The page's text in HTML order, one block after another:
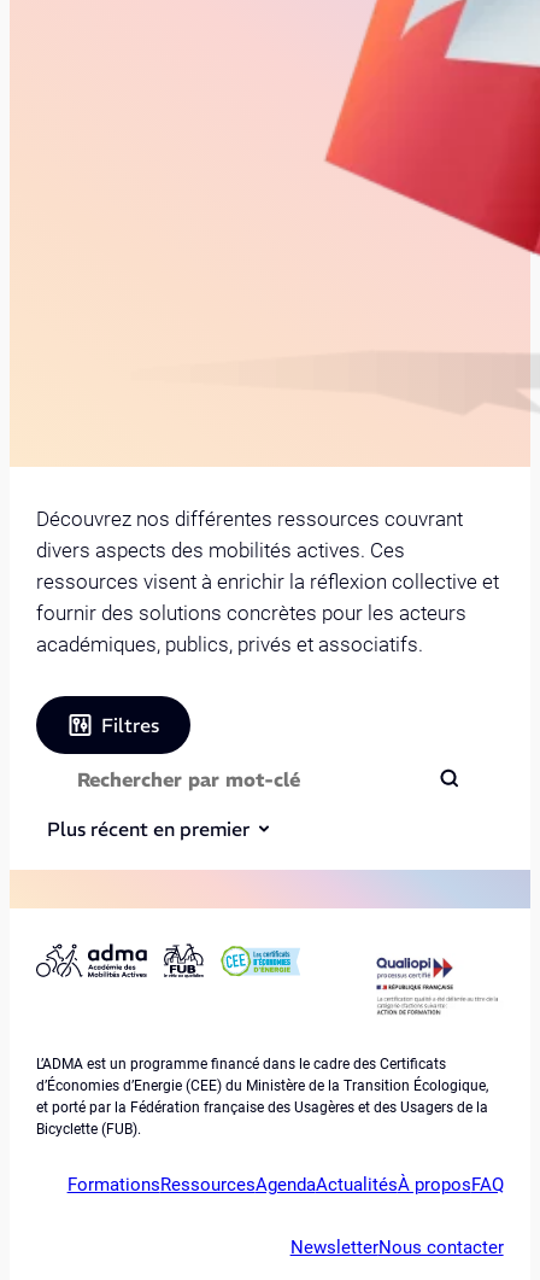
Découvrez nos différentes ressources couvrant
divers aspects des mobilités actives. Ces
ressources visent à enrichir la réflexion collective et
fournir des solutions concrètes pour les acteurs
académiques, publics, privés et associatifs.
Filtres
Plus récent en premier
L’ADMA est un programme financé dans le cadre des Certificats
d’Économies d’Energie (CEE) du Ministère de la Transition Écologique,
et porté par la Fédération française des Usagères et des Usagers de la
Bicyclette (FUB).
FormationsRessourcesAgendaActualitésÀ proposFAQ
NewsletterNous contacter